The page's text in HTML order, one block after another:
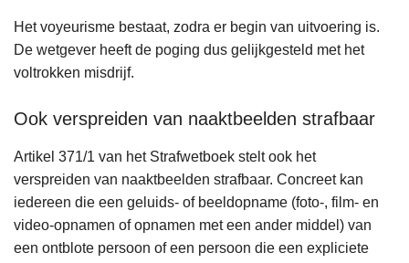
Het voyeurisme bestaat, zodra er begin van uitvoering is.
De wetgever heeft de poging dus gelijkgesteld met het
voltrokken misdrijf.
Ook verspreiden van naaktbeelden strafbaar
Artikel 371/1 van het Strafwetboek stelt ook het
verspreiden van naaktbeelden strafbaar. Concreet kan
iedereen die een geluids- of beeldopname (foto-, film- en
video-opnamen of opnamen met een ander middel) van
een ontblote persoon of een persoon die een expliciete